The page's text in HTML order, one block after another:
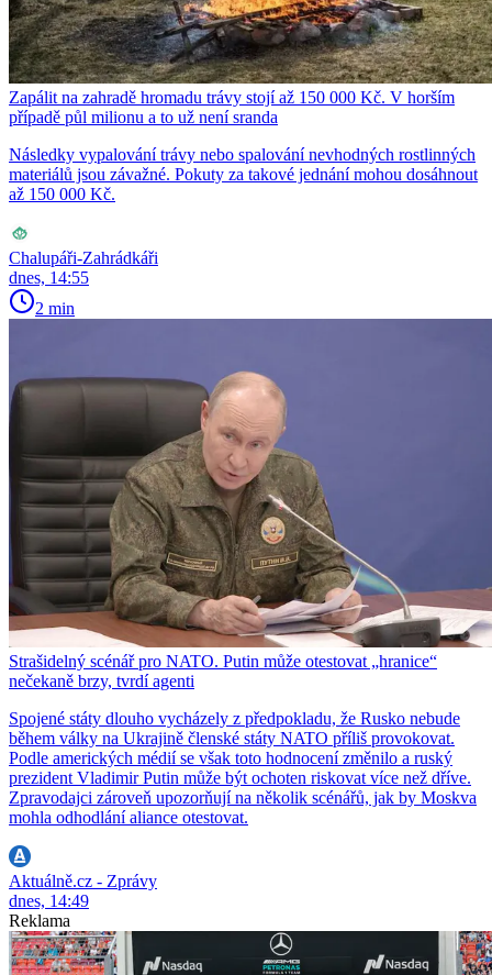
Zapálit na zahradě hromadu trávy stojí až 150 000 Kč. V horším
případě půl milionu a to už není sranda
Následky vypalování trávy nebo spalování nevhodných rostlinných
materiálů jsou závažné. Pokuty za takové jednání mohou dosáhnout
až 150 000 Kč.
Chalupáři-Zahrádkáři
dnes, 14:55
2 min
Strašidelný scénář pro NATO. Putin může otestovat „hranice“
nečekaně brzy, tvrdí agenti
Spojené státy dlouho vycházely z předpokladu, že Rusko nebude
během války na Ukrajině členské státy NATO příliš provokovat.
Podle amerických médií se však toto hodnocení změnilo a ruský
prezident Vladimir Putin může být ochoten riskovat více než dříve.
Zpravodajci zároveň upozorňují na několik scénářů, jak by Moskva
mohla odhodlání aliance otestovat.
Aktuálně.cz - Zprávy
dnes, 14:49
Reklama